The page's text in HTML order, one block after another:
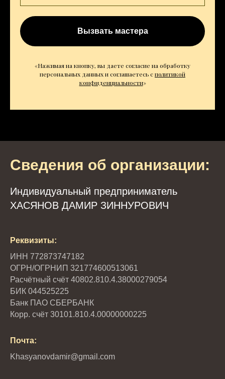
Вызвать мастера
«Нажимая на кнопку, вы даете согласие на обработку
персональных данных и соглашаетесь cполитикой
конфиденциальности»
Сведения об организации:
Индивидуальный предприниматель
ХАСЯНОВ ДАМИР ЗИННУРОВИЧ
Реквизиты:
ИНН 772873747182
ОГРН/ОГРНИП 321774600513061
Расчётный счёт 40802.810.4.38000279054
БИК 044525225
Банк ПАО СБЕРБАНК
Корр. счёт 30101.810.4.00000000225
Почта:
Khasyanovdamir@gmail.com